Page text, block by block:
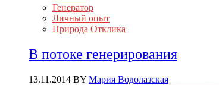
Генератор
Личный опыт
Природа Отклика
В потоке генерирования
13.11.2014 BY Мария Водолазская